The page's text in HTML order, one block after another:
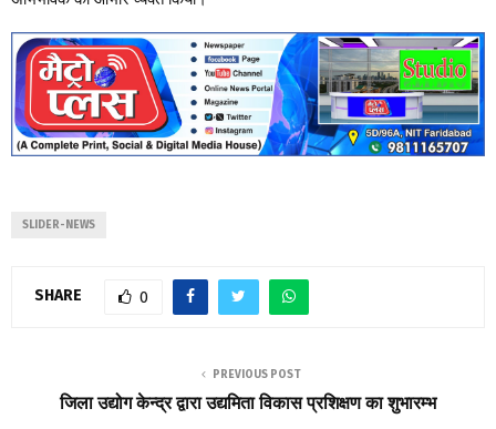
SLIDER-NEWS
SHARE 0
PREVIOUS POST
जिला उद्योग केन्द्र द्वारा उद्यमिता विकास प्रशिक्षण का शुभारम्भ